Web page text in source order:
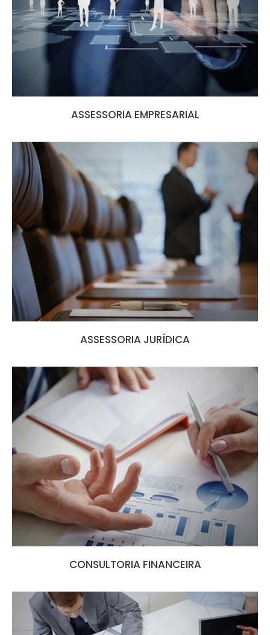
ASSESSORIA EMPRESARIAL
ASSESSORIA JURÍDICA
CONSULTORIA FINANCEIRA